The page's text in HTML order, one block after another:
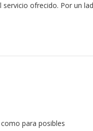
ofrecido. Por un
para posibles